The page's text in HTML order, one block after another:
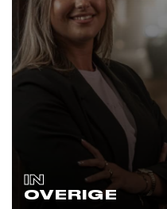
IN
OVERIGE